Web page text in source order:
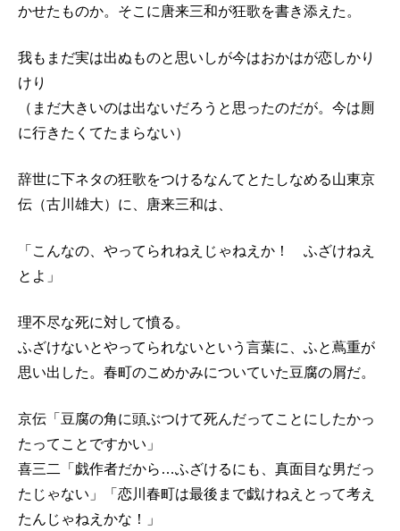
かせたものか。そこに唐来三和が狂歌を書き添えた。
我もまだ実は出ぬものと思いしが今はおかはが恋しかり
けり
（まだ大きいのは出ないだろうと思ったのだが。今は厠
に行きたくてたまらない）
辞世に下ネタの狂歌をつけるなんてとたしなめる山東京
伝（古川雄大）に、唐来三和は、
「こんなの、やってられねえじゃねえか！ ふざけねえ
とよ」
理不尽な死に対して憤る。
ふざけないとやってられないという言葉に、ふと蔦重が
思い出した。春町のこめかみについていた豆腐の屑だ。
京伝「豆腐の角に頭ぶつけて死んだってことにしたかっ
たってことですかい」
喜三二「戯作者だから…ふざけるにも、真面目な男だっ
たじゃない」「恋川春町は最後まで戯けねえとって考え
たんじゃねえかな！」